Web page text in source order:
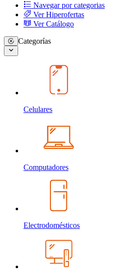
Navegar por categorias
Ver Hiperofertas
Ver Catálogo
Categorías
Celulares
Computadores
Electrodomésticos